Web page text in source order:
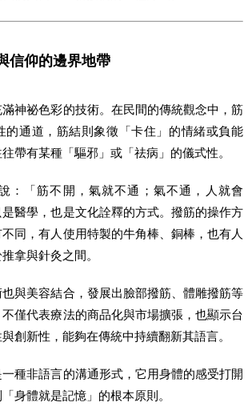
信仰的邊界地帶
神祕色彩的技術。在民間的傳統觀念中，筋
的通道，筋結則象徵「卡住」的情緒或負能
帶有某種「驅邪」或「祛病」的儀式性。
：「筋不開，氣就不通；氣不通，人就會
醫學，也是文化詮釋的方式。撥筋的操作方
同，有人使用特製的牛角棒、銅棒，也有人
拿與針灸之間。
也與美容結合，發展出臉部撥筋、體雕撥筋等
僅代表療法的商品化與市場擴張，也顯示台
創新性，能夠在傳統中持續翻新其語言。
種非語言的溝通形式，它用身體的感受打開
身體就是記憶」的根本原則。